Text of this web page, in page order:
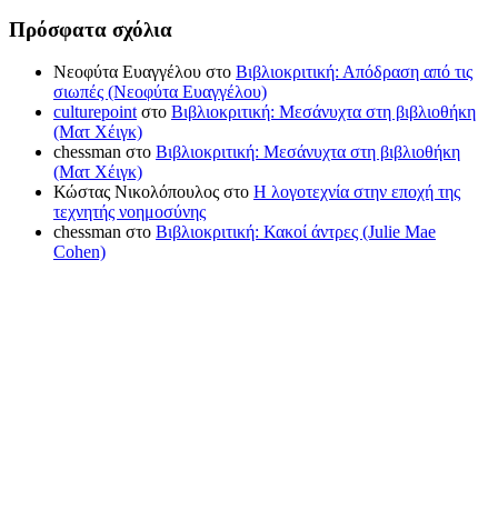
Πρόσφατα σχόλια
Νεοφύτα Ευαγγέλου στο Βιβλιοκριτική: Απόδραση από τις
σιωπές (Νεοφύτα Ευαγγέλου)
culturepointστο Βιβλιοκριτική: Μεσάνυχτα στη βιβλιοθήκη
(Ματ Χέιγκ)
chessman στο Βιβλιοκριτική: Μεσάνυχτα στη βιβλιοθήκη
(Ματ Χέιγκ)
Κώστας Νικολόπουλος στο Η λογοτεχνία στην εποχή της
τεχνητής νοημοσύνης
chessman στο Βιβλιοκριτική: Κακοί άντρες (Julie Mae
Cohen)